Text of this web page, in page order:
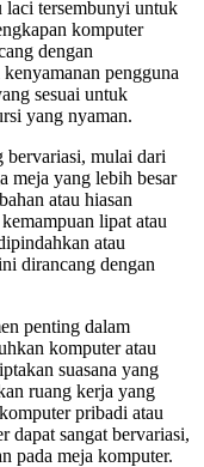
laci tersembunyi untuk
komputer
dengan
pengguna
sesuai untuk
yang nyaman.
bervariasi, mulai dari
meja yang lebih besar
atau hiasan
lipat atau
atau
dirancang dengan
penting dalam
komputer atau
suasana yang
ruang kerja yang
pribadi atau
dapat sangat bervariasi,
pada meja komputer.